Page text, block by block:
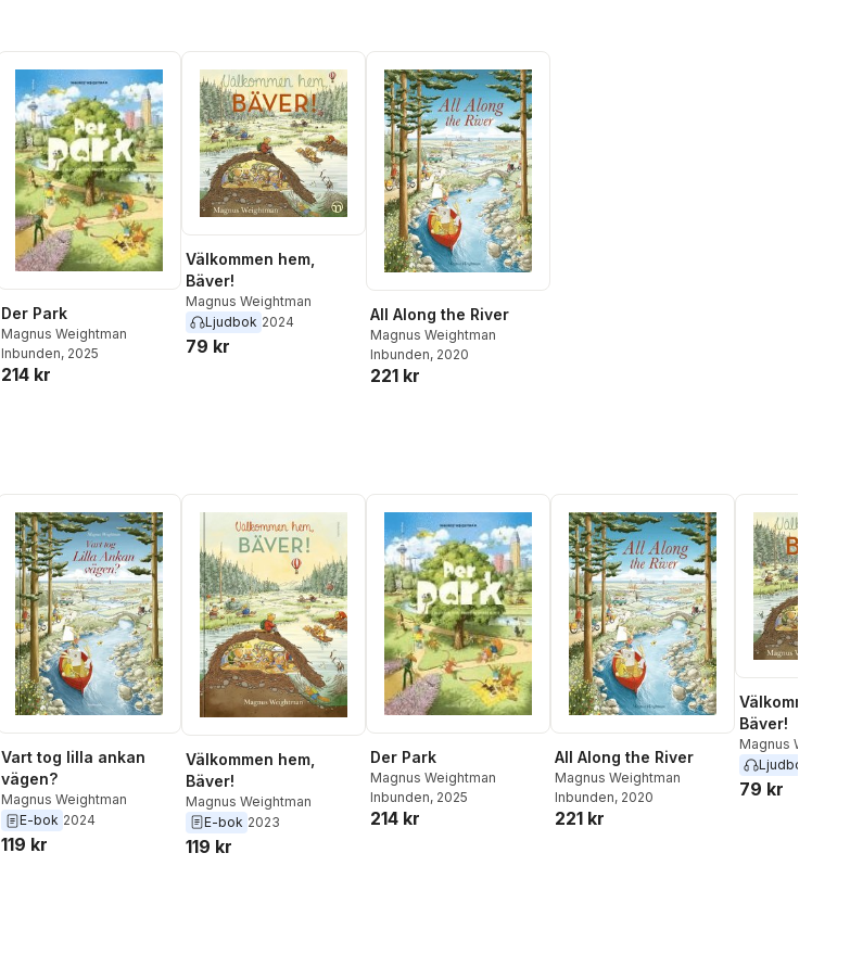
Der Park
Magnus Weightman
Inbunden, 2025
214 kr
Välkommen hem,
Bäver!
Magnus Weightman
Ljudbok 2024
79 kr
All Along the River
Magnus Weightman
Inbunden, 2020
221 kr
Vart tog lilla ankan
vägen?
Magnus Weightman
E-bok 2024
119 kr
Välkommen hem,
Bäver!
Magnus Weightman
E-bok 2023
119 kr
Der Park
Magnus Weightman
Inbunden, 2025
214 kr
All Along the River
Magnus Weightman
Inbunden, 2020
221 kr
Välkommen
Bäver!
Magnus
Ljudbok
79 kr